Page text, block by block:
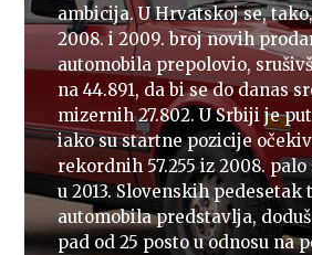
ambicija. U Hrvatskoj se,
2008. i 2009. broj novih
automobila prepolovio,
na 44.891, da bi se do danas
mizernih 27.802. U Srbiji je
iako su startne pozicije
rekordnih 57.255 iz 2008. palo
u 2013. Slovenskih pedesetak
automobila predstavlja,
pad od 25 posto u odnosu na